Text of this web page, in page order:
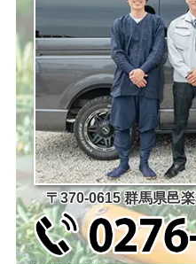
〒370-0615 群馬県邑